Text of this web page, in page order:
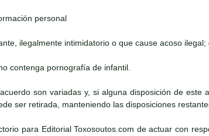
personal
ilegalmente intimidatorio o que cause acoso ilegal;
contenga pornografía de infantil.
son variadas y, si alguna disposición de este
ser retirada, manteniendo las disposiciones
para Editorial Toxosoutos.com de actuar con